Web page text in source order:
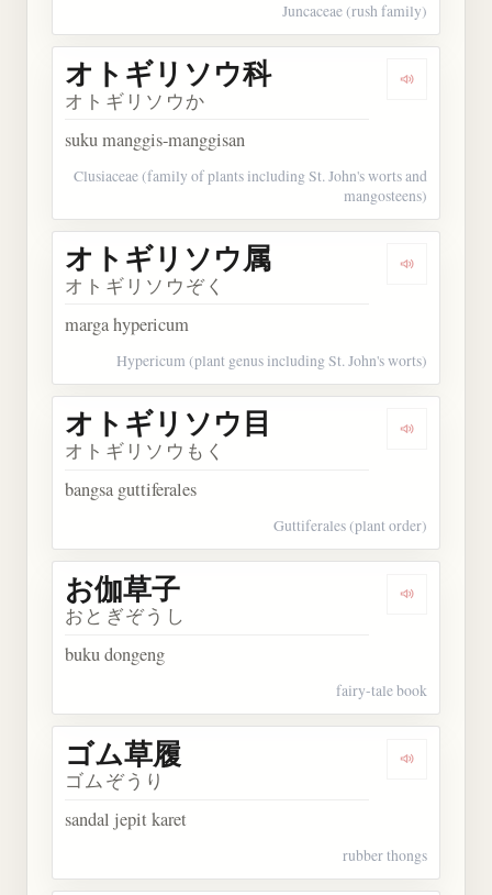
Juncaceae (rush family)
Dengarkan
オトギリソウ科
オトギリソウか
suku manggis-manggisan
Clusiaceae (family of plants including St. John's worts and
mangosteens)
Dengarkan
オトギリソウ属
オトギリソウぞく
marga hypericum
Hypericum (plant genus including St. John's worts)
Dengarkan
オトギリソウ目
オトギリソウもく
bangsa guttiferales
Guttiferales (plant order)
Dengarkan
お伽草子
おとぎぞうし
buku dongeng
fairy-tale book
Dengarkan
ゴム草履
ゴムぞうり
sandal jepit karet
rubber thongs